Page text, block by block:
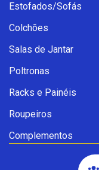
Estofados/Sofás
Colchões
Salas de Jantar
Poltronas
Racks e Painéis
Roupeiros
Complementos